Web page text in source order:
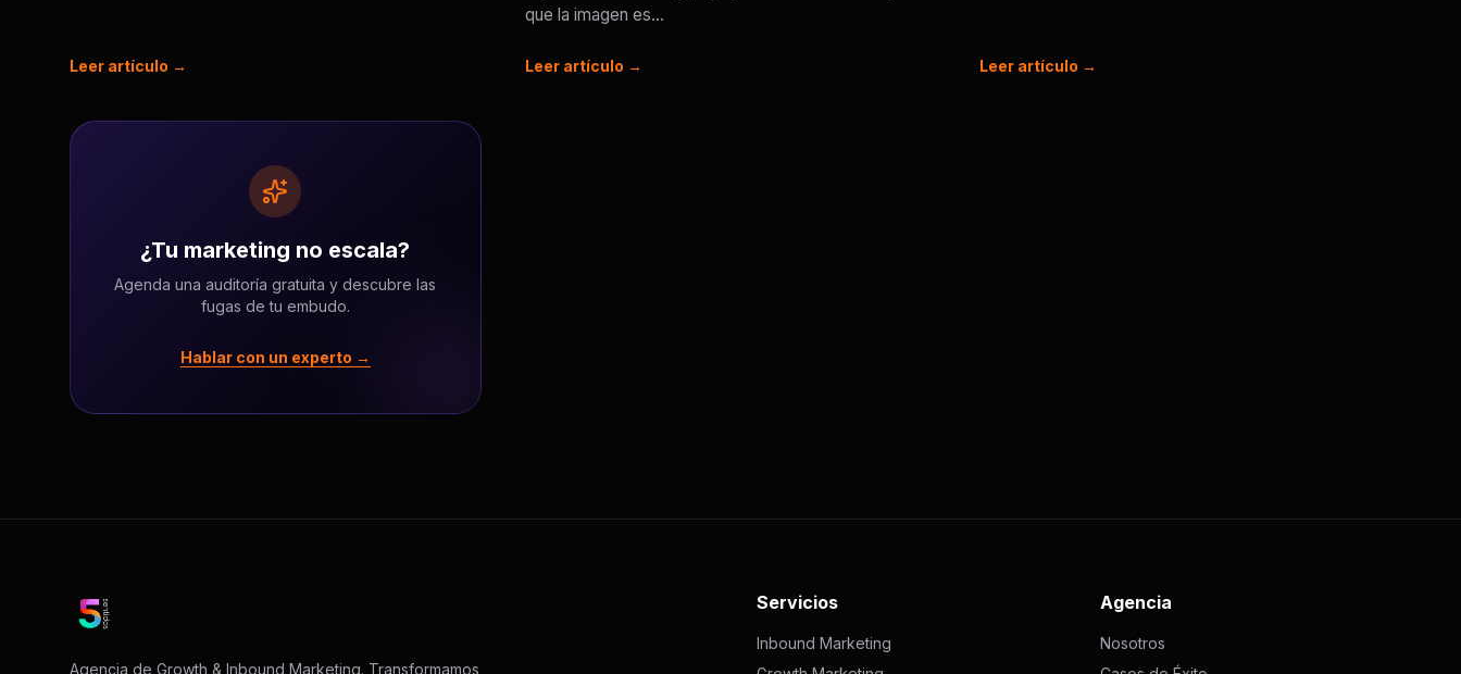
Leer artículo →
que la imagen es...
Leer artículo → Leer artículo →
¿Tu marketing no escala?
Agenda una auditoría gratuita y descubre las
fugas de tu embudo.
Hablar con un experto →
Agencia de Growth & Inbound Marketing. Transformamos
Servicios
Inbound Marketing
Agencia
Nosotros